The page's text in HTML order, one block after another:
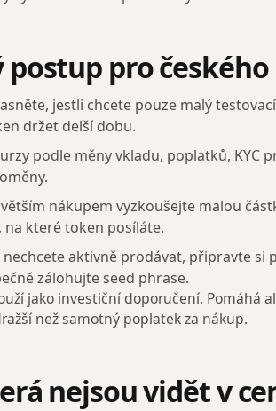
pro
jestli chcete pouze malý
držet delší dobu.
podle měny vkladu, poplatků, KYC
nákupem vyzkoušejte malou
které token posíláte.
aktivně prodávat, připravte si
zálohujte seed phrase.
jako investiční doporučení. Pomáhá
než samotný poplatek za nákup.
nejsou vidět v